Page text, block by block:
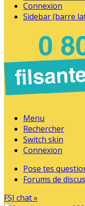
Connexion
Sidebar (barre
Menu
Rechercher
Switch skin
Connexion
Pose tes
Forums de
FSJ chat »